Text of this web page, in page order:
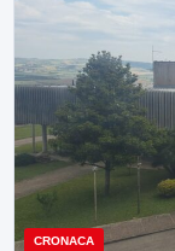
CRONACA